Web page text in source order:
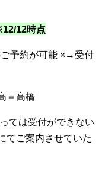
12時点
予約が可能 ×→受付
＝高橋
ては受付ができない
てご案内させていた